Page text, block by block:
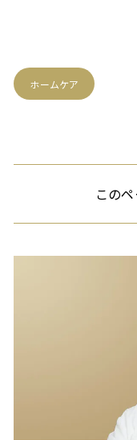
ホームケア
この